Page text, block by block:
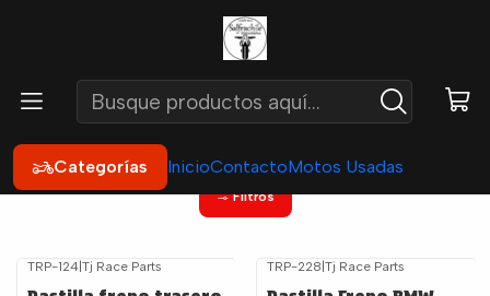
Categorías InicioContactoMotos Usadas
Catálogo por Moto
Filtros
TRP-124| Tj Race Parts TRP-228 Tj Race Parts